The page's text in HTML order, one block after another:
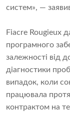
систем», —
Fiacre Rougieux
програмного
залежності від
діагностики
випадок, коли
працювала
контрактом на